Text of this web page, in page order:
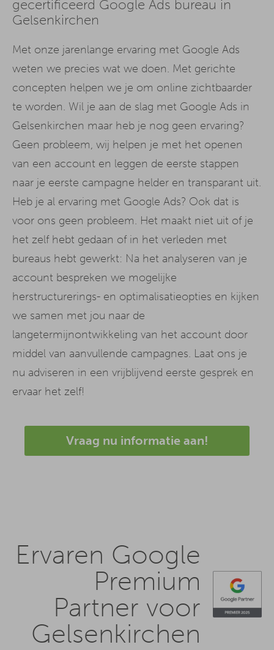
gecertificeerd Google Ads bureau in
Gelsenkirchen
Met onze jarenlange ervaring met Google Ads
weten we precies wat we doen. Met gerichte
concepten helpen we je om online zichtbaarder
te worden. Wil je aan de slag met Google Ads in
Gelsenkirchen maar heb je nog geen ervaring?
Geen probleem, wij helpen je met het openen
van een account en leggen de eerste stappen
naar je eerste campagne helder en transparant uit.
Heb je al ervaring met Google Ads? Ook dat is
voor ons geen probleem. Het maakt niet uit of je
het zelf hebt gedaan of in het verleden met
bureaus hebt gewerkt: Na het analyseren van je
account bespreken we mogelijke
herstructurerings- en optimalisatieopties en kijken
we samen met jou naar de
langetermijnontwikkeling van het account door
middel van aanvullende campagnes. Laat ons je
nu adviseren in een vrijblijvend eerste gesprek en
ervaar het zelf!
Vraag nu informatie aan!
Ervaren Google
Premium
Partner voor
Gelsenkirchen